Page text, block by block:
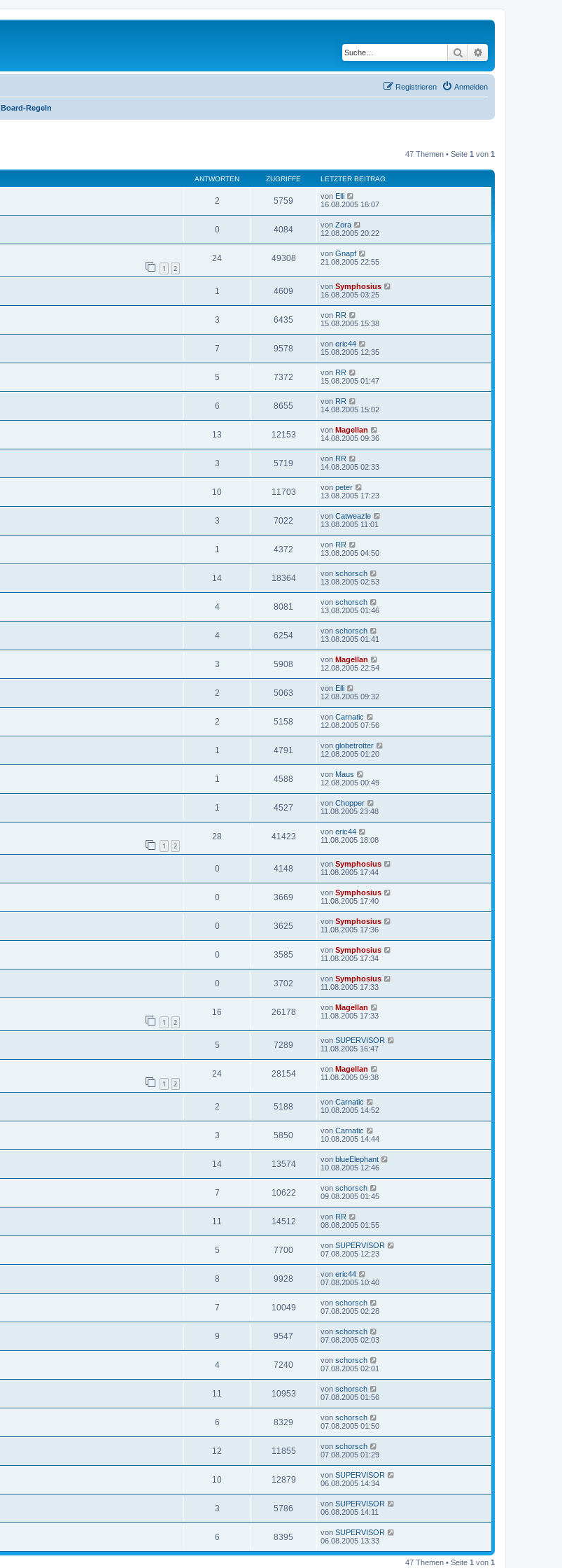
Suche
Anmelden
Registrieren
Board-Regeln
47 Themen • Seite 1 von 1
ANTWORTEN ZUGRIFFE LETZTER BEITRAG
2 5759 von Elli
16.08.2005 16:07
0 4084 von Zora
12.08.2005 20:22
1 2
24 49308 von Gnapf
21.08.2005 22:55
1 4609 von Symphosius
16.08.2005 03:25
3 6435 von RR
15.08.2005 15:38
7 9578 von eric44
15.08.2005 12:35
5 7372 von RR
15.08.2005 01:47
6 8655 von RR
14.08.2005 15:02
13 12153 von Magellan
14.08.2005 09:36
3 5719 von RR
14.08.2005 02:33
10 11703 von peter
13.08.2005 17:23
3 7022 von Catweazle
13.08.2005 11:01
1 4372 von RR
13.08.2005 04:50
14 18364 von schorsch
13.08.2005 02:53
4 8081 von schorsch
13.08.2005 01:46
4 6254 von schorsch
13.08.2005 01:41
3 5908 von Magellan
12.08.2005 22:54
2 5063 von Elli
12.08.2005 09:32
2 5158 von Carnatic
12.08.2005 07:56
1 4791 von globetrotter
12.08.2005 01:20
1 4588 von Maus
12.08.2005 00:49
1 4527 von Chopper
11.08.2005 23:48
1 2
28 41423 von eric44
11.08.2005 18:08
0 4148 von Symphosius
11.08.2005 17:44
0 3669 von Symphosius
11.08.2005 17:40
0 3625 von Symphosius
11.08.2005 17:36
0 3585 von Symphosius
11.08.2005 17:34
0 3702 von Symphosius
11.08.2005 17:33
1 2
16 26178 von Magellan
11.08.2005 17:33
5 7289 von SUPERVISOR
11.08.2005 16:47
1 2
24 28154 von Magellan
11.08.2005 09:38
2 5188 von Carnatic
10.08.2005 14:52
3 5850 von Carnatic
10.08.2005 14:44
14 13574 von blueElephant
10.08.2005 12:46
7 10622 von schorsch
09.08.2005 01:45
11 14512 von RR
08.08.2005 01:55
5 7700 von SUPERVISOR
07.08.2005 12:23
8 9928 von eric44
07.08.2005 10:40
7 10049 von schorsch
07.08.2005 02:28
9 9547 von schorsch
07.08.2005 02:03
4 7240 von schorsch
07.08.2005 02:01
11 10953 von schorsch
07.08.2005 01:56
6 8329 von schorsch
07.08.2005 01:50
12 11855 von schorsch
07.08.2005 01:29
10 12879 von SUPERVISOR
06.08.2005 14:34
3 5786 von SUPERVISOR
06.08.2005 14:11
6 8395 von SUPERVISOR
06.08.2005 13:33
47 Themen • Seite 1 von 1